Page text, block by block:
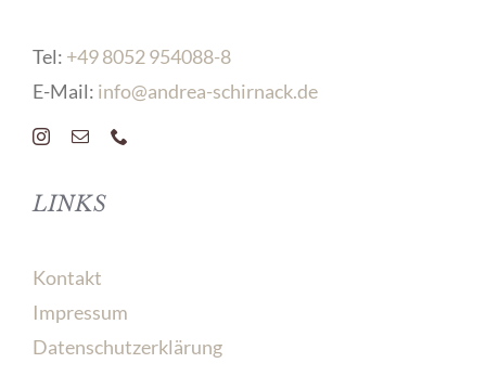
Tel: +49 8052 954088-8
E-Mail: info@andrea-schirnack.de
LINKS
Kontakt
Impressum
Datenschutzerklärung